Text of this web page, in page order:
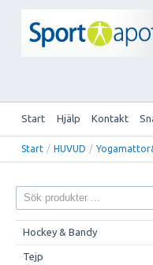
Start Hjälp Kontakt
Start / HUVUD /
Hockey & Bandy
Tejp